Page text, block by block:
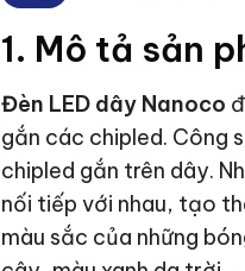
1. Mô tả sản
Đèn LED dây Nanoco
gắn các chipled. Công
chipled gắn trên dây.
nối tiếp với nhau, tạo
màu sắc của những